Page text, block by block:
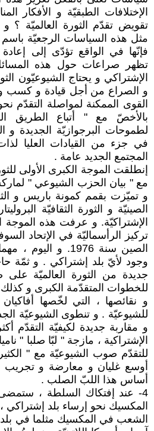
الإختلافات الطبقيّة و الأفكار
تقويض تقدّم الثورة العالميّة ؟
مثل هذه السياسات الرجعيّة
فإنّها في الواقع تؤدّى إلى
تظهر صراعات حول هذه
الإشتراكي و يحتاج الشيوعيّون
و الصراع من أجل قيادة و كسب
القوى الممكنة لمواصلة التقدّم
بالأخصّ مع " أتباع الطريق
لطموحات البرجوازيّة الجديدة و
في جزء من القيادات العليا
المجتمع الجديد عامة .
إنطلقت الموجة الكبرى الأولى
و تميّزت بقمم كمونة باريس و
الصينيّة و الثورة الثقافيّة
الإشتراكيّة. و عرفت هذه الموجة
الصين سنة 1976. و
وجود لأيّ بلد إشتراكي . و ثمّة
جديدة من الثورة العالميّة
للخطوات المتقدّمة الكبرى و كذلك
و نقائصها ، التي لخّصها
للشيوعيّة . و تنطوى الشيوعيّة
و مقاربة جديدة لكيفيّة
الإشتراكية ، مازجة " لبّا صلبا "
للتقدّم صوب الشيوعيّة مع "
أوسع غليان و معارضة و
أساس هذا اللبّ الصلب .
4- عند إفتكاك السلطة ،
المكسيك نحو إرساء بلد
الشعب في المكسيك مثلما في